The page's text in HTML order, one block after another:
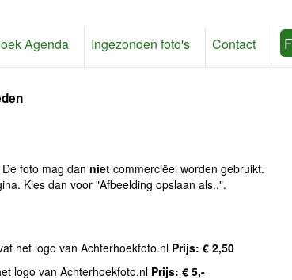
Agenda Ingezonden foto's Contact
foto mag dan niet commerciëel worden gebruikt.
Kies dan voor "Afbeelding opslaan als..".
het logo van Achterhoekfoto.nl Prijs: € 2,50
logo van Achterhoekfoto.nl Prijs: € 5,-